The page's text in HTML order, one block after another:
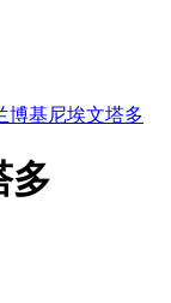
博基尼埃文塔多
多